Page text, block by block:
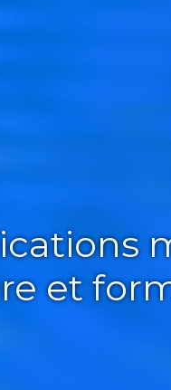
et